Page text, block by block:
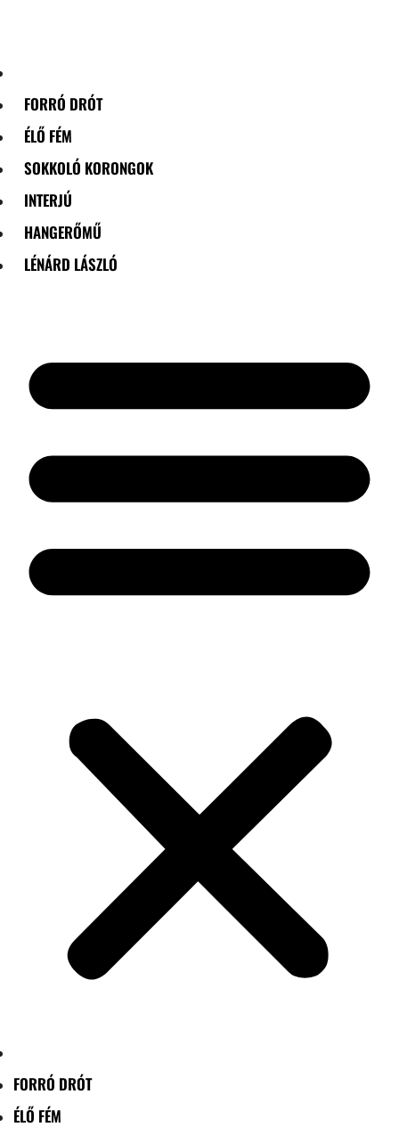
FORRÓ DRÓT
ÉLŐ FÉM
SOKKOLÓ KORONGOK
INTERJÚ
HANGERŐMŰ
LÉNÁRD LÁSZLÓ
FORRÓ DRÓT
ÉLŐ FÉM